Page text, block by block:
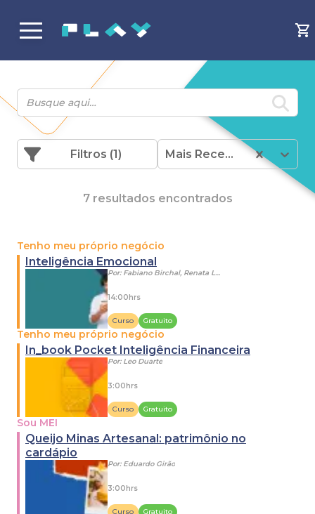
Filtros (1) Mais Recentes
7 resultados encontrados
Tenho meu próprio negócio
Inteligência Emocional
Por: Fabiano Birchal, Renata Livramento
14:00hrs
Curso Gratuito
Tenho meu próprio negócio
In_book Pocket Inteligência Financeira
Por: Leo Duarte
3:00hrs
Curso Gratuito
Sou MEI
Queijo Minas Artesanal: patrimônio no
cardápio
Por: Eduardo Girão
3:00hrs
Curso Gratuito